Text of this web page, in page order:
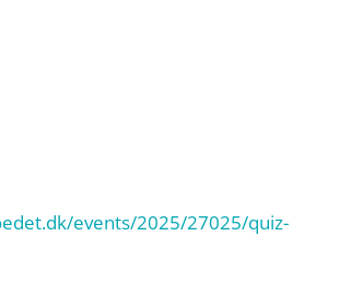
events/2025/27025/quiz-